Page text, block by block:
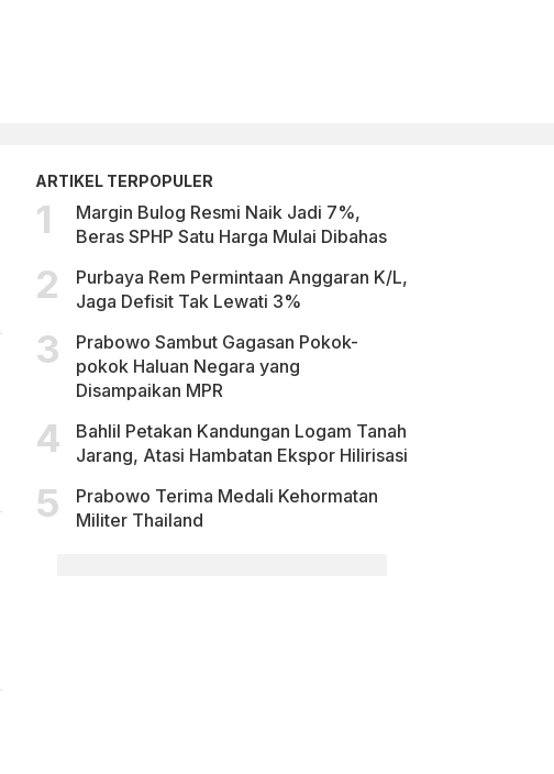
ARTIKEL TERPOPULER
Margin Bulog Resmi Naik Jadi 7%,
Beras SPHP Satu Harga Mulai Dibahas
Purbaya Rem Permintaan Anggaran K/L,
Jaga Defisit Tak Lewati 3%
Prabowo Sambut Gagasan Pokok-
pokok Haluan Negara yang
Disampaikan MPR
Bahlil Petakan Kandungan Logam Tanah
Jarang, Atasi Hambatan Ekspor Hilirisasi
Prabowo Terima Medali Kehormatan
Militer Thailand